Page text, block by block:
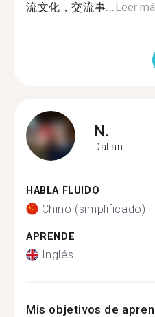
流文化，交流事...Leer
N.
Dalian
HABLA FLUIDO
Chino (simplificado)
APRENDE
Inglés
Mis objetivos de